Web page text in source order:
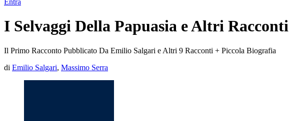
I Selvaggi Della Papuasia e Altri Racconti
Il Primo Racconto Pubblicato Da Emilio Salgari e Altri 9 Racconti + Piccola Biografia
di Emilio Salgari, Massimo Serra